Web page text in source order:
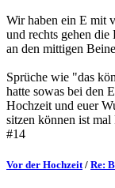
Wir haben ein E mit
und rechts gehen
an den mittigen
Sprüche wie "das
hatte sowas bei den
Hochzeit und euer
sitzen können ist mal
#14
Vor der Hochzeit/ Re: